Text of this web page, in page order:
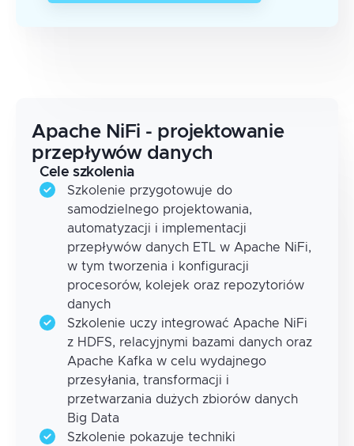
Apache NiFi - projektowanie
przepływów danych
Cele szkolenia
Szkolenie przygotowuje do
samodzielnego projektowania,
automatyzacji i implementacji
przepływów danych ETL w Apache NiFi,
w tym tworzenia i konfiguracji
procesorów, kolejek oraz repozytoriów
danych
Szkolenie uczy integrować Apache NiFi
z HDFS, relacyjnymi bazami danych oraz
Apache Kafka w celu wydajnego
przesyłania, transformacji i
przetwarzania dużych zbiorów danych
Big Data
Szkolenie pokazuje techniki